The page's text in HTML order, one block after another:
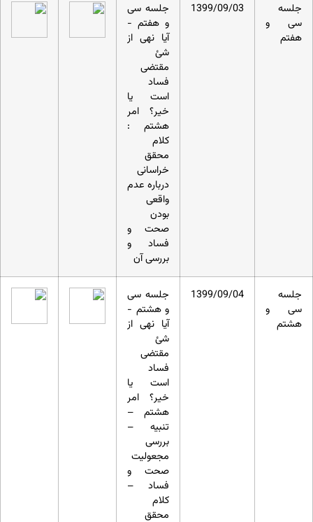
جلسه
سی و
هفتم
1399/09/03
جلسه سی
و هفتم -
آیا نهی از
شئ
مقتضی
فساد
است یا
خیر؟ امر
هشتم :
کلام
محقق
خراسانی
درباره عدم
واقعی
بودن
صحت و
فساد و
بررسی آن
جلسه
سی و
هشتم
1399/09/04
جلسه سی
و هشتم -
آیا نهی از
شئ
مقتضی
فساد
است یا
خیر؟ امر
هشتم –
تنبیه –
بررسی
مجعولیت
صحت و
فساد –
کلام
محقق